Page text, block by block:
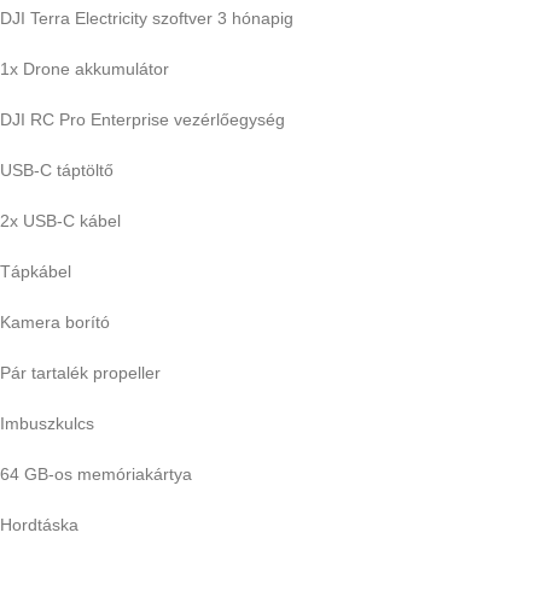
DJI Terra Electricity szoftver 3 hónapig
1x Drone akkumulátor
DJI RC Pro Enterprise vezérlőegység
USB-C táptöltő
2x USB-C kábel
Tápkábel
Kamera borító
Pár tartalék propeller
Imbuszkulcs
64 GB-os memóriakártya
Hordtáska